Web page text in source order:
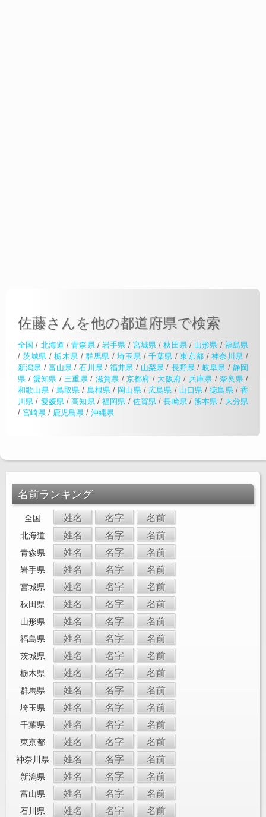
佐藤さんを他の都道府県で検索
全国 / 北海道 /青森県/ 岩手県 / 宮城県 /秋田県/ 山形県 / 福島県
/茨城県 /栃木県 /群馬県 /埼玉県 /千葉県 /東京都 /神奈川県 /
新潟県 / 富山県 /石川県/福井県 / 山梨県 / 長野県/岐阜県 / 静岡
県 / 愛知県 /三重県 / 滋賀県 / 京都府 / 大阪府 / 兵庫県 / 奈良県/
和歌山県 / 鳥取県 / 島根県/ 岡山県/ 広島県 / 山口県 /徳島県/香
川県 / 愛媛県/高知県/ 福岡県 / 佐賀県 /長崎県/熊本県 / 大分県
/ 宮崎県 / 鹿児島県 / 沖縄県
名前ランキング
全国 姓名 名字 名前
北海道 姓名 名字 名前
青森県 姓名 名字 名前
岩手県 姓名 名字 名前
宮城県 姓名 名字 名前
秋田県 姓名 名字 名前
山形県 姓名 名字 名前
福島県 姓名 名字 名前
茨城県 姓名 名字 名前
栃木県 姓名 名字 名前
群馬県 姓名 名字 名前
埼玉県 姓名 名字 名前
千葉県 姓名 名字 名前
東京都 姓名 名字 名前
神奈川県 姓名 名字 名前
新潟県 姓名 名字 名前
富山県 姓名 名字 名前
石川県 姓名 名字 名前